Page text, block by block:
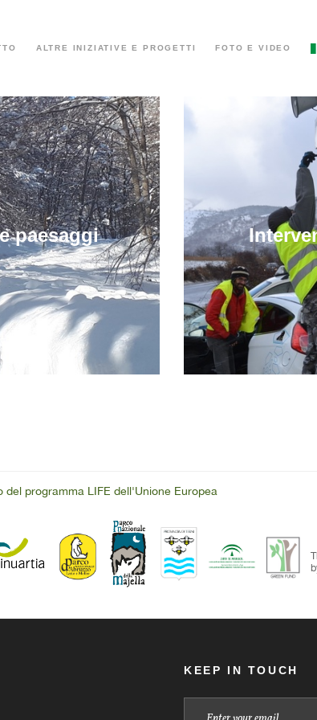
ALTRE INIZIATIVE E PROGETTI FOTO E VIDEO
paesaggi
programma LIFE dell'Unione Europea
KEEP IN TOUCH